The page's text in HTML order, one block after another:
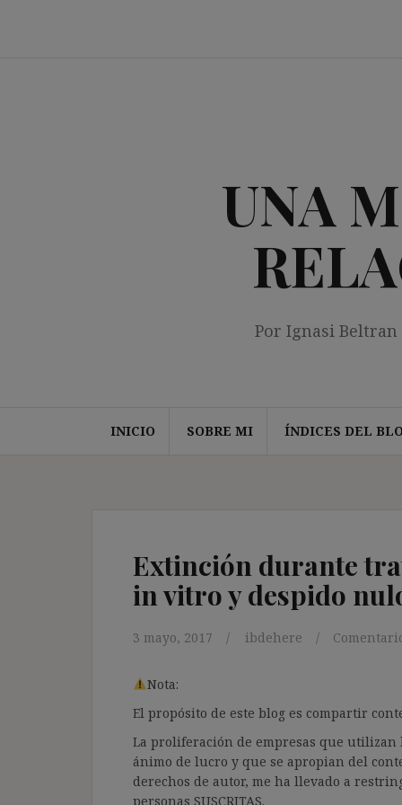
UNA
Por Ignasi Beltran
INICIO SOBRE MI ÍNDICES DEL
Extinción durante
in vitro y despido
3 mayo, 2017 ibdehere
Nota:
El propósito de este blog es compartir
La proliferación de empresas que
ánimo de lucro y que se apropian del
derechos de autor, me ha llevado a
personas SUSCRITAS.